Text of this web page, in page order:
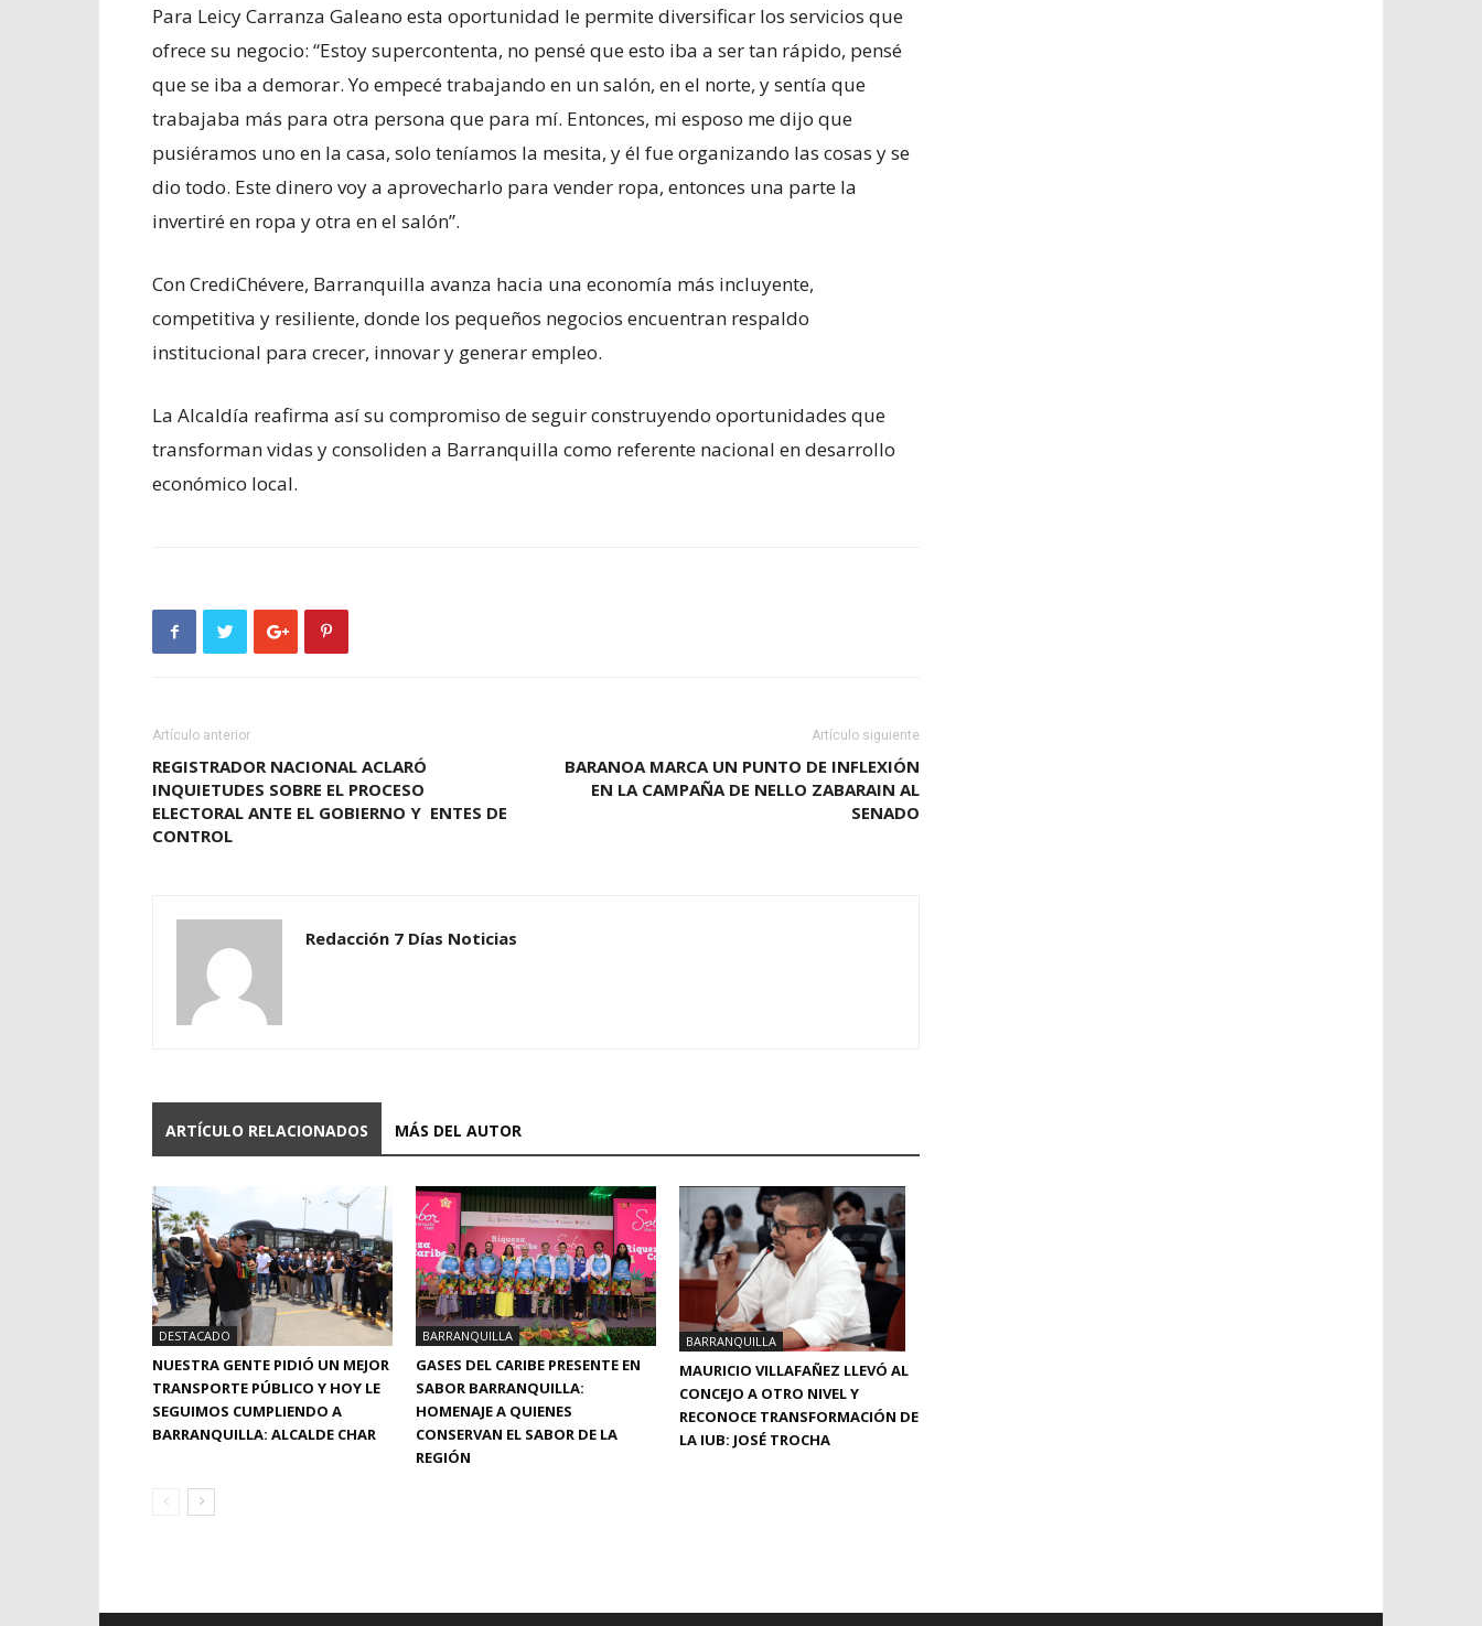
Para Leicy Carranza Galeano esta oportunidad le permite diversificar los servicios que
ofrece su negocio: “Estoy supercontenta, no pensé que esto iba a ser tan rápido, pensé
que se iba a demorar. Yo empecé trabajando en un salón, en el norte, y sentía que
trabajaba más para otra persona que para mí. Entonces, mi esposo me dijo que
pusiéramos uno en la casa, solo teníamos la mesita, y él fue organizando las cosas y se
dio todo. Este dinero voy a aprovecharlo para vender ropa, entonces una parte la
invertiré en ropa y otra en el salón”.
Con CrediChévere, Barranquilla avanza hacia una economía más incluyente,
competitiva y resiliente, donde los pequeños negocios encuentran respaldo
institucional para crecer, innovar y generar empleo.
La Alcaldía reafirma así su compromiso de seguir construyendo oportunidades que
transforman vidas y consoliden a Barranquilla como referente nacional en desarrollo
económico local.
Artículo anterior
REGISTRADOR NACIONAL ACLARÓ
INQUIETUDES SOBRE EL PROCESO
ELECTORAL ANTE EL GOBIERNO Y ENTES DE
CONTROL
Artículo siguiente
BARANOA MARCA UN PUNTO DE INFLEXIÓN
EN LA CAMPAÑA DE NELLO ZABARAIN AL
SENADO
Redacción 7 Días Noticias
ARTÍCULO RELACIONADOS MÁS DEL AUTOR
DESTACADO
NUESTRA GENTE PIDIÓ UN MEJOR
TRANSPORTE PÚBLICO Y HOY LE
SEGUIMOS CUMPLIENDO A
BARRANQUILLA: ALCALDE CHAR
BARRANQUILLA
GASES DEL CARIBE PRESENTE EN
SABOR BARRANQUILLA:
HOMENAJE A QUIENES
CONSERVAN EL SABOR DE LA
REGIÓN
BARRANQUILLA
MAURICIO VILLAFAÑEZ LLEVÓ AL
CONCEJO A OTRO NIVEL Y
RECONOCE TRANSFORMACIÓN DE
LA IUB: JOSÉ TROCHA